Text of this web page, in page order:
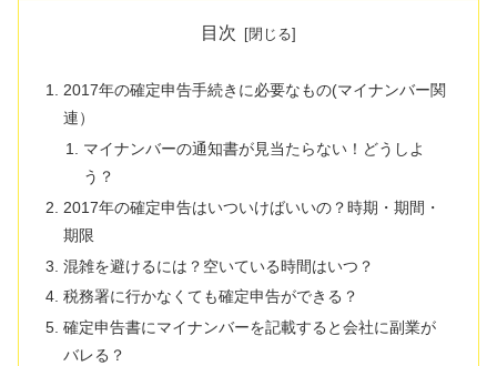
目次
2017年の確定申告手続きに必要なもの(マイナンバー関
連）
マイナンバーの通知書が見当たらない！どうしよ
う？
2017年の確定申告はいついけばいいの？時期・期間・
期限
混雑を避けるには？空いている時間はいつ？
税務署に行かなくても確定申告ができる？
確定申告書にマイナンバーを記載すると会社に副業が
バレる？